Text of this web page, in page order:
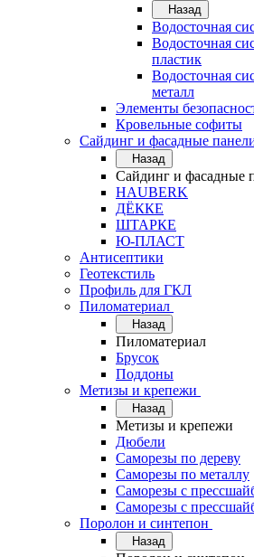
Назад
Водосточная
Водосточная
пластик
Водосточная
металл
Элементы
Кровельные софиты
Сайдинг и фасадные
Назад
Сайдинг и фасадные
HAUBERK
ДЁККЕ
ШТАРКЕ
Ю-ПЛАСТ
Антисептики
Геотекстиль
Профиль для ГКЛ
Пиломатериал
Назад
Пиломатериал
Брусок
Поддоны
Метизы и крепежи
Назад
Метизы и крепежи
Дюбели
Саморезы по дереву
Саморезы по металлу
Саморезы с
Саморезы с
Поролон и синтепон
Назад